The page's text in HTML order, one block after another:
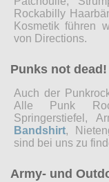
Rockabilly
Kosmetik führen
von Directions.
Punks not
Auch der
Alle Punk
Springerstiefel,
Bandshirt,
sind bei uns zu
Army- und